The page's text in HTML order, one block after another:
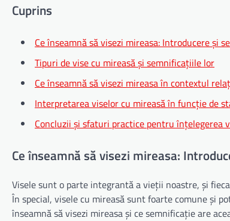
Cuprins
Ce înseamnă să visezi mireasa: Introducere și
Tipuri de vise cu mireasă și semnificațiile lor
Ce înseamnă să visezi mireasa în contextul
Interpretarea viselor cu mireasă în funcție de
Concluzii și sfaturi practice pentru înțelegerea
Ce înseamnă să visezi mireasa:
Visele sunt o parte integrantă a vieții noastre, și
În special, visele cu mireasă sunt foarte comune și
înseamnă să visezi mireasa și ce semnificație are